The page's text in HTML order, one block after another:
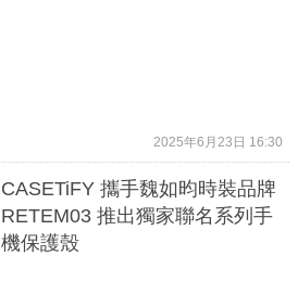
2025年6月23日 16:30
CASETiFY 攜手魏如昀時裝品牌
RETEM03 推出獨家聯名系列手
機保護殼